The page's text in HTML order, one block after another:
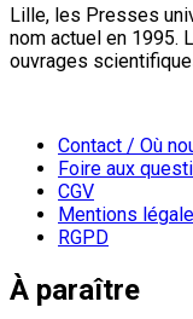
Lille, les Presses
nom actuel en 1995.
ouvrages
Contact / Où
Foire aux
CGV
Mentions
RGPD
À paraître